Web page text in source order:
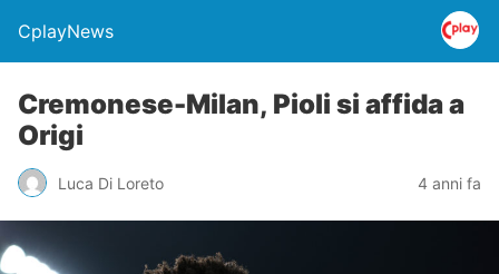
CplayNews
Cremonese-Milan, Pioli si affida a
Origi
Luca Di Loreto 4 anni fa